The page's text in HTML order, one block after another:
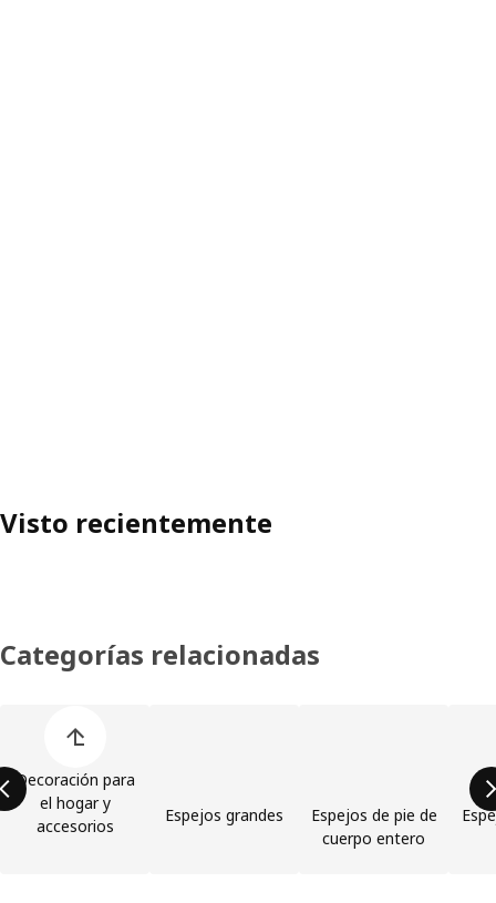
Visto recientemente
Categorías relacionadas
Decoración para
el hogar y
accesorios
Espejos grandes
Espejos de pie de
cuerpo entero